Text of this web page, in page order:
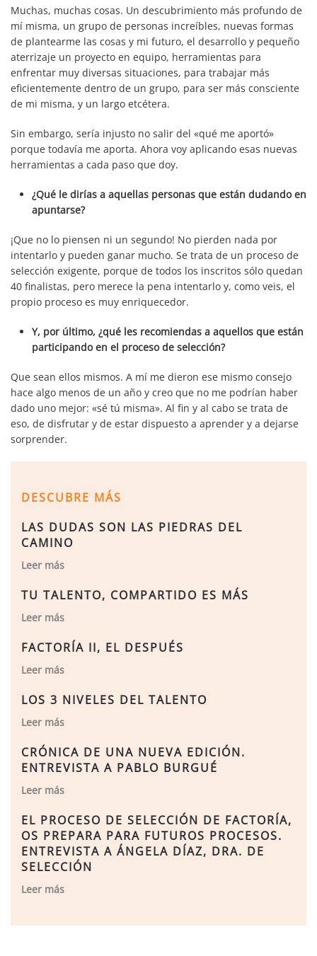
Muchas, muchas cosas. Un descubrimiento más profundo de
mí misma, un grupo de personas increíbles, nuevas formas
de plantearme las cosas y mi futuro, el desarrollo y pequeño
aterrizaje un proyecto en equipo, herramientas para
enfrentar muy diversas situaciones, para trabajar más
eficientemente dentro de un grupo, para ser más consciente
de mi misma, y un largo etcétera.
Sin embargo, sería injusto no salir del «qué me aportó»
porque todavía me aporta. Ahora voy aplicando esas nuevas
herramientas a cada paso que doy.
¿Qué le dirías a aquellas personas que están dudando en
apuntarse?
¡Que no lo piensen ni un segundo! No pierden nada por
intentarlo y pueden ganar mucho. Se trata de un proceso de
selección exigente, porque de todos los inscritos sólo quedan
40 finalistas, pero merece la pena intentarlo y, como veis, el
propio proceso es muy enriquecedor.
Y, por último, ¿qué les recomiendas a aquellos que están
participando en el proceso de selección?
Que sean ellos mismos. A mí me dieron ese mismo consejo
hace algo menos de un año y creo que no me podrían haber
dado uno mejor: «sé tú misma». Al fin y al cabo se trata de
eso, de disfrutar y de estar dispuesto a aprender y a dejarse
sorprender.
DESCUBRE MÁS
LAS DUDAS SON LAS PIEDRAS DEL
CAMINO
Leer más
TU TALENTO, COMPARTIDO ES MÁS
Leer más
FACTORÍA II, EL DESPUÉS
Leer más
LOS 3 NIVELES DEL TALENTO
Leer más
CRÓNICA DE UNA NUEVA EDICIÓN.
ENTREVISTA A PABLO BURGUÉ
Leer más
EL PROCESO DE SELECCIÓN DE FACTORÍA,
OS PREPARA PARA FUTUROS PROCESOS.
ENTREVISTA A ÁNGELA DÍAZ, DRA. DE
SELECCIÓN
Leer más